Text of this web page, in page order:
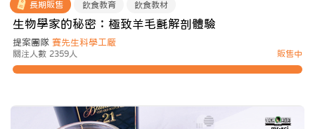
長期販售 飲食教育 飲食教材
生物學家的秘密：極致羊毛氈解剖體驗
提案團隊 賽先生科學工厰
關注人數 2359人 販售中